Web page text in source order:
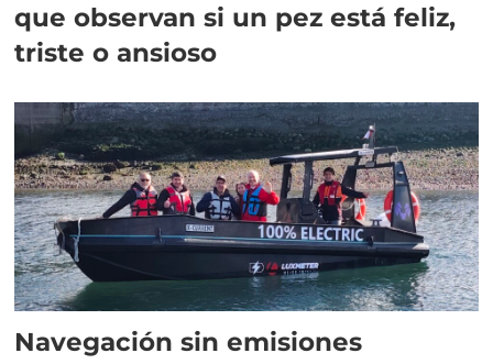
que observan si un pez está feliz,
triste o ansioso
Navegación sin emisiones